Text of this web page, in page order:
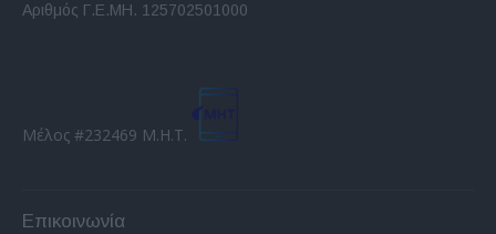
Αριθμός Γ.Ε.ΜΗ. 125702501000
Μέλος #232469 Μ.Η.Τ.
Επικοινωνία